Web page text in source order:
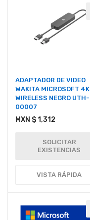
ADAPTADOR DE VIDEO
WAKITA MICROSOFT 4K
WIRELESS NEGRO UTH-
00007
MXN $ 1,312
SOLICITAR
EXISTENCIAS
VISTA RÁPIDA